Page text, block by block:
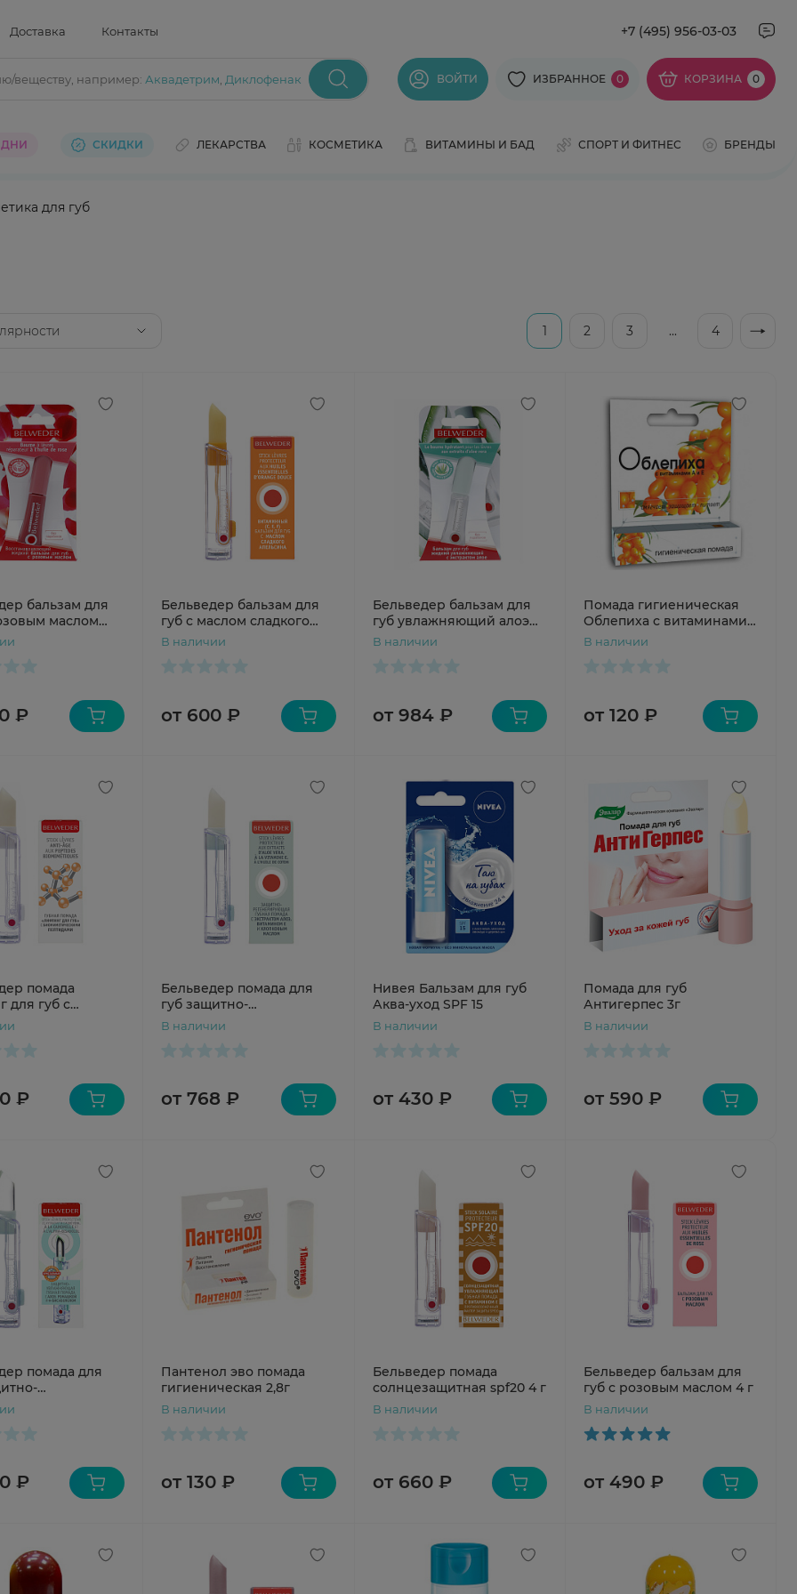
Доставка Контакты +7 (495) 956-03-03
веществу, например: Аквадетрим Диклофенак ВОЙТИ ИЗБРАННОЕ 0 КОРЗИНА 0
ДНИ СКИДКИ ЛЕКАРСТВА КОСМЕТИКА ВИТАМИНЫ И БАД СПОРТ И ФИТНЕС БРЕНДЫ
для губ
1 2 3 ... 4
бальзам для
маслом
7мл
₽
Бельведер бальзам для
губ с маслом сладкого
апельсина 4г
В наличии
от 600 ₽
Бельведер бальзам для
губ увлажняющий алоэ
7мл
В наличии
от 984 ₽
Помада гигиеническая
Облепиха с витаминами
А и Е 2,8г
В наличии
от 120 ₽
помада
для губ с
₽
Бельведер помада для
губ защитно-
регенерирующая 4 г алоэ
В наличии
от 768 ₽
Нивея Бальзам для губ
Аква-уход SPF 15
В наличии
от 430 ₽
Помада для губ
Антигерпес 3г
В наличии
от 590 ₽
помада для
4г алоэ-
₽
Пантенол эво помада
гигиеническая 2,8г
В наличии
от 130 ₽
Бельведер помада
солнцезащитная spf20 4 г
В наличии
от 660 ₽
Бельведер бальзам для
губ с розовым маслом 4 г
В наличии
от 490 ₽